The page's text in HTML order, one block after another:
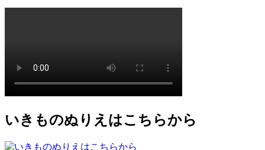
いきものぬりえはこちらから